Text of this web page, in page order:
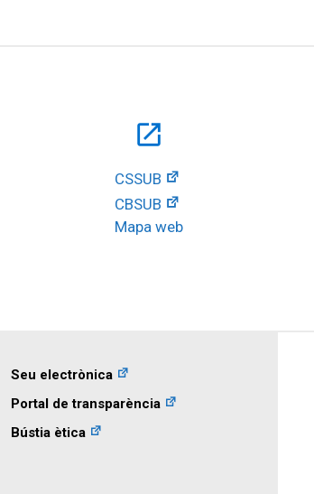
open_in_new
CSSUB
CBSUB
Mapa web
Seu electrònica
Portal de transparència
Bústia ètica